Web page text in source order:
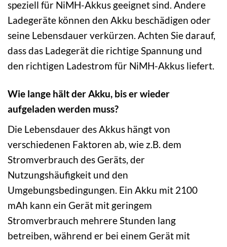
speziell für NiMH-Akkus geeignet sind. Andere
Ladegeräte können den Akku beschädigen oder
seine Lebensdauer verkürzen. Achten Sie darauf,
dass das Ladegerät die richtige Spannung und
den richtigen Ladestrom für NiMH-Akkus liefert.
Wie lange hält der Akku, bis er wieder
aufgeladen werden muss?
Die Lebensdauer des Akkus hängt von
verschiedenen Faktoren ab, wie z.B. dem
Stromverbrauch des Geräts, der
Nutzungshäufigkeit und den
Umgebungsbedingungen. Ein Akku mit 2100
mAh kann ein Gerät mit geringem
Stromverbrauch mehrere Stunden lang
betreiben, während er bei einem Gerät mit